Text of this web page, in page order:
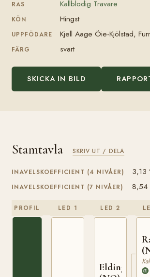
RAS Kallblodig Travare
KÖN Hingst
UPPFÖDARE Kjell Aage Öie-Kjölstad,
FÄRG svart
SKICKA IN BILD
Stamtavla SKRIV UT / DELA
INAVELSKOEFFICIENT (4 NIVÅER) 3,13
INAVELSKOEFFICIENT (7 NIVÅER) 8,54
PROFIL LED 1 LED 2
Elding
75